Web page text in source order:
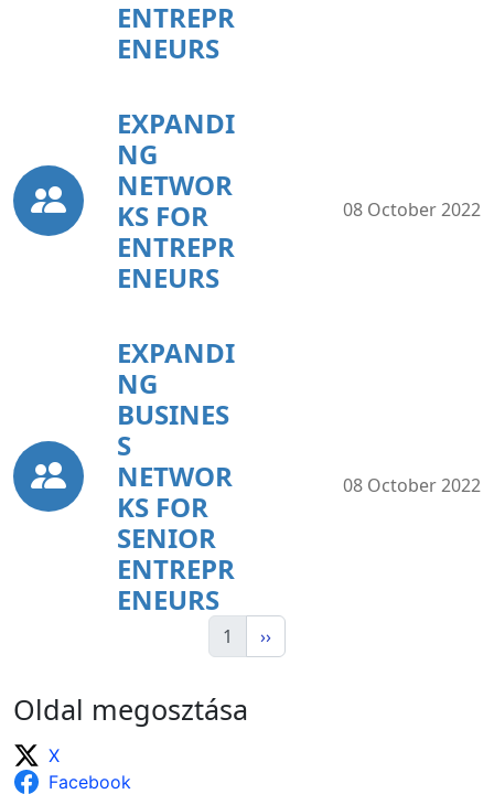
ENTREPR
ENEURS
EXPANDI
NG
NETWOR
KS FOR
ENTREPR
ENEURS
08 October 2022
EXPANDI
NG
BUSINES
S
NETWOR
KS FOR
SENIOR
ENTREPR
ENEURS
08 October 2022
1 ››
Oldal megosztása
X
Facebook